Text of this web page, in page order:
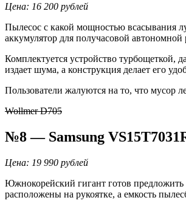
Цена: 16 200 рублей
Пылесос с какой мощностью всасывания
аккумулятор для получасовой
Комплектуется устройство турбощеткой,
издает шума, а конструкция делает его
Пользователи жалуются на то, что мусор
Wollmer D705
№8 — Samsung
Цена: 19 990 рублей
Южнокорейский гигант готов
расположены на рукоятке, а емкость